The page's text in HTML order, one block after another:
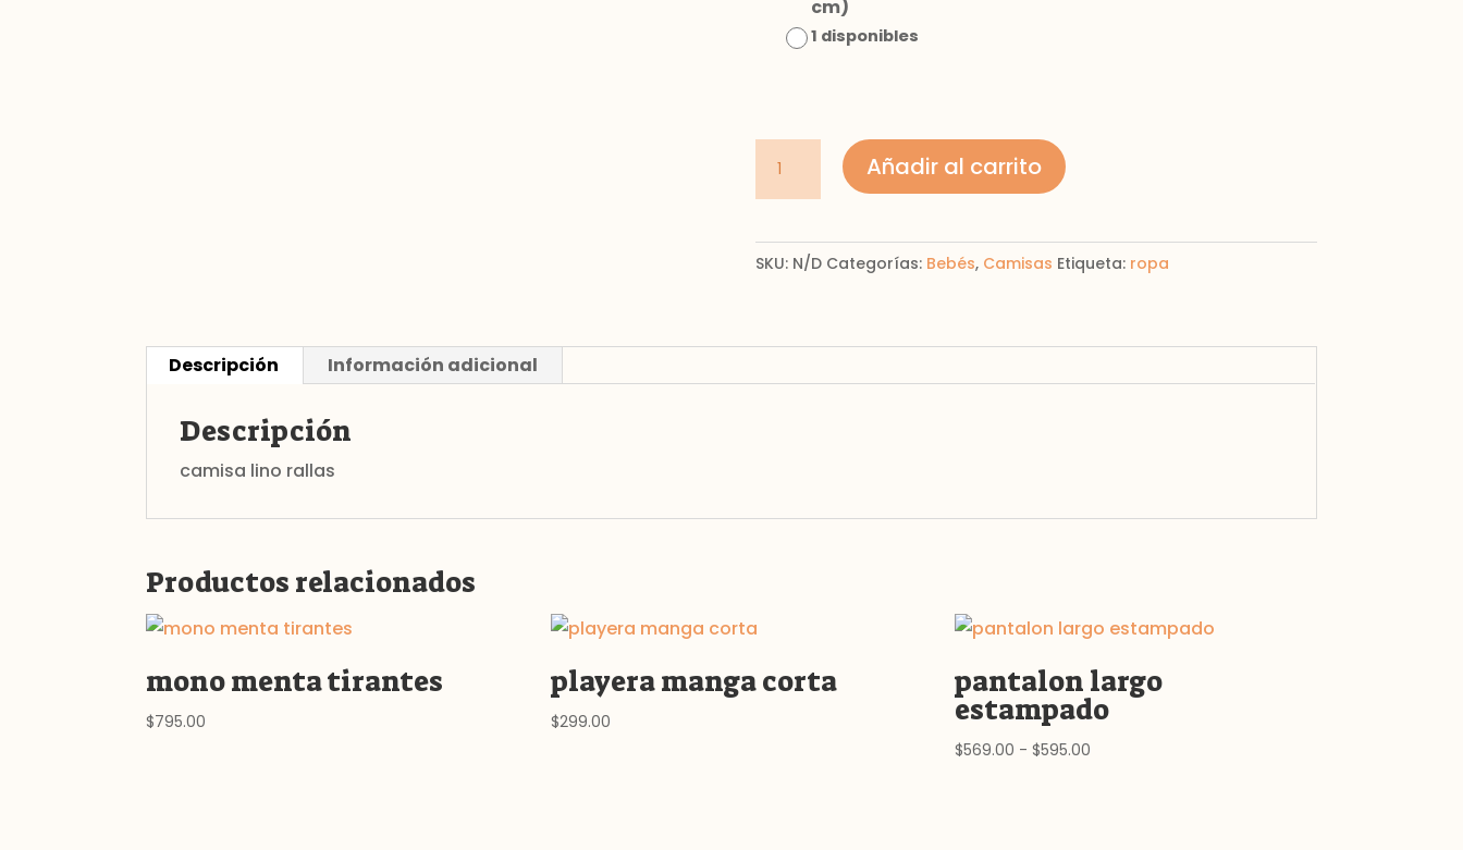
1 disponibles
lino
mao
cantidad
Añadir al carrito
SKU: N/D Categorías: Bebés, Camisas Etiqueta: ropa
Descripción Información adicional
Descripción
camisa lino rallas
Productos relacionados
mono menta tirantes
$795.00
playera manga corta
$299.00
pantalon largo
estampado
$569.00 - $595.00